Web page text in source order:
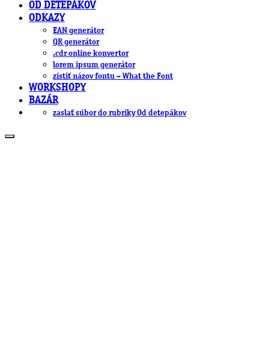
OD DETEPÁKOV
ODKAZY
EAN generátor
QR generátor
.cdr online konvertor
lorem ipsum generátor
zistiť názov fontu – What the Font
WORKSHOPY
BAZÁR
zaslať súbor do rubriky Od detepákov